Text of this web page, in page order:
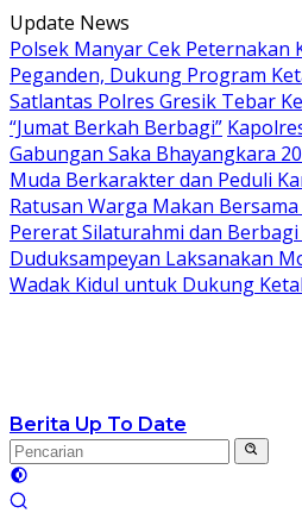
Langsung
ke
konten
Update News
Polsek Manyar Cek Peternakan
Peganden, Dukung Program
Satlantas Polres Gresik Tebar
“Jumat Berkah Berbagi”
Gabungan Saka Bhayangkara
Muda Berkarakter dan Peduli
Ratusan Warga Makan
Pererat Silaturahmi dan
Duduksampeyan Laksanakan
Wadak Kidul untuk Dukung
Berita Up To Date